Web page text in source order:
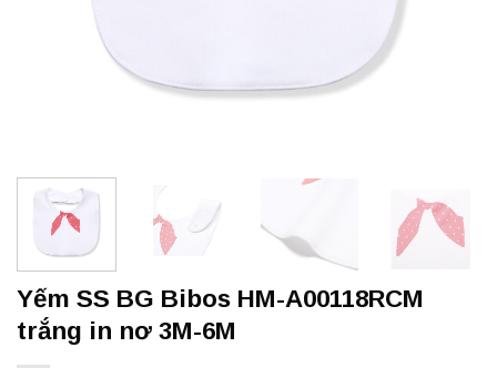
Yếm SS BG Bibos HM-A00118RCM
trắng in nơ 3M-6M